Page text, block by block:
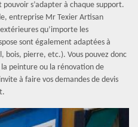
s’adapter à chaque support.
entreprise Mr Texier Artisan
qu’importe les
sont également adaptées à
pierre, etc.). Vous pouvez donc
peinture ou la rénovation de
à faire vos demandes de devis